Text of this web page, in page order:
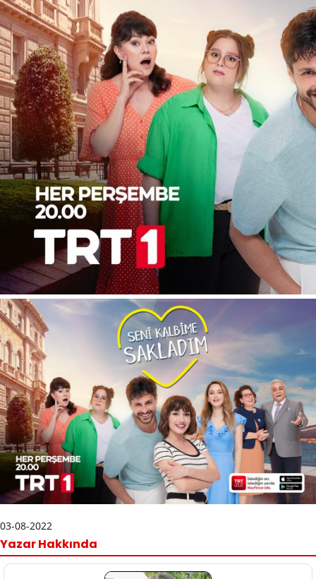
03-08-2022
Yazar Hakkında